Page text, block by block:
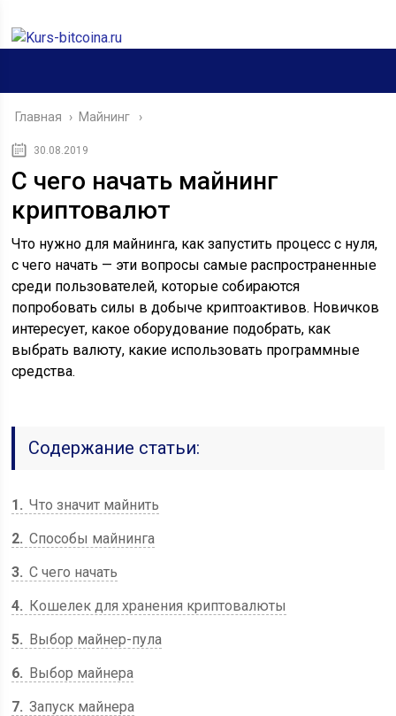
Главная › Майнинг
30.08.2019
С чего начать майнинг
криптовалют
Что нужно для майнинга, как запустить процесс с нуля,
с чего начать — эти вопросы самые распространенные
среди пользователей, которые собираются
попробовать силы в добыче криптоактивов. Новичков
интересует, какое оборудование подобрать, как
выбрать валюту, какие использовать программные
средства.
Содержание статьи:
1
Что значит майнить
2 Способы майнинга
3 С чего начать
4
Кошелек для хранения криптовалюты
5
Выбор майнер-пула
6
Выбор майнера
7 Запуск майнера